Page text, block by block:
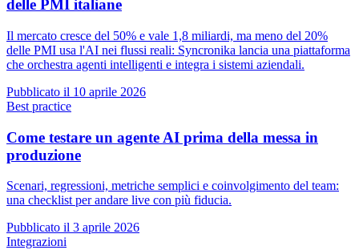
delle PMI italiane
Il mercato cresce del 50% e vale 1,8 miliardi, ma meno del 20%
delle PMI usa l'AI nei flussi reali: Syncronika lancia una piattaforma
che orchestra agenti intelligenti e integra i sistemi aziendali.
Pubblicato il 10 aprile 2026
Best practice
Come testare un agente AI prima della messa in
produzione
Scenari, regressioni, metriche semplici e coinvolgimento del team:
una checklist per andare live con più fiducia.
Pubblicato il 3 aprile 2026
Integrazioni